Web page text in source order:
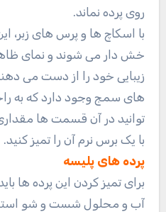
روی پرده نماند.
با اسکاچ ها و پرس های زبر، این
خش دار می شوند و نمای
زیبایی خود را از دست می
های سمج وجود دارد که به
توانید در آن قسمت ها
با یک برس نرم آن را تمیز کنید.
پرده های پلیسه
برای تمیز کردن این پرده ها
آب و محلول شست و شو